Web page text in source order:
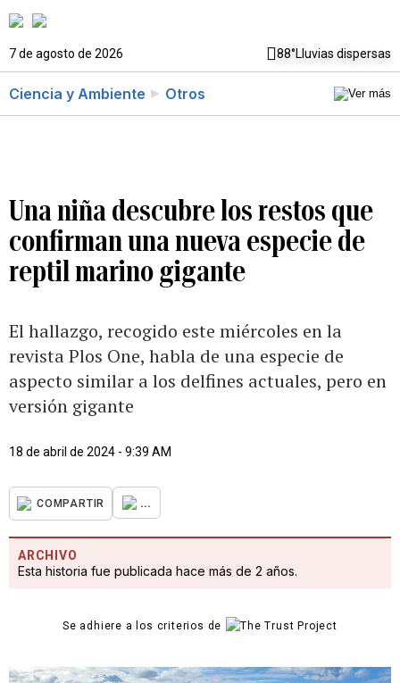
7 de agosto de 2026 88°Lluvias dispersas
Ciencia y Ambiente Otros
Una niña descubre los restos que
confirman una nueva especie de
reptil marino gigante
El hallazgo, recogido este miércoles en la
revista Plos One, habla de una especie de
aspecto similar a los delfines actuales, pero en
versión gigante
18 de abril de 2024 - 9:39 AM
COMPARTIR ...
ARCHIVO
Esta historia fue publicada hace más de 2 años.
Se adhiere a los criterios de